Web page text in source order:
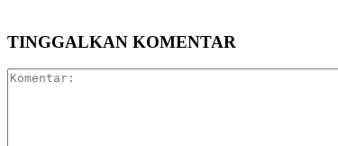
TINGGALKAN KOMENTAR